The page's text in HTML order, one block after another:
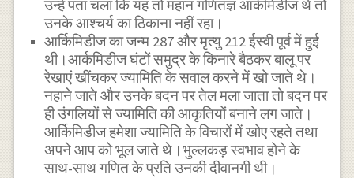
उन्हें पता चला कि यह तो महान गणितज्ञ आर्कमिडीज थे तो
उनके आश्चर्य का ठिकाना नहीं रहा।
आर्किमिडीज का जन्म 287 और मृत्यु 212 ईस्वी पूर्व में हुई
थी।आर्कमिडीज घंटों समुद्र के किनारे बैठकर बालू पर
रेखाएं खींचकर ज्यामिति के सवाल करने में खो जाते थे।
नहाने जाते और उनके बदन पर तेल मला जाता तो बदन पर
ही उंगलियों से ज्यामिति की आकृतियों बनाने लग जाते।
आर्किमिडीज हमेशा ज्यामिति के विचारों में खोए रहते तथा
अपने आप को भूल जाते थे।भुल्लकड़ स्वभाव होने के
साथ-साथ गणित के प्रति उनकी दीवानगी थी।